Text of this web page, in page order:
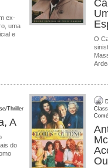
ex-
uma
e
O
Thriller
A
do